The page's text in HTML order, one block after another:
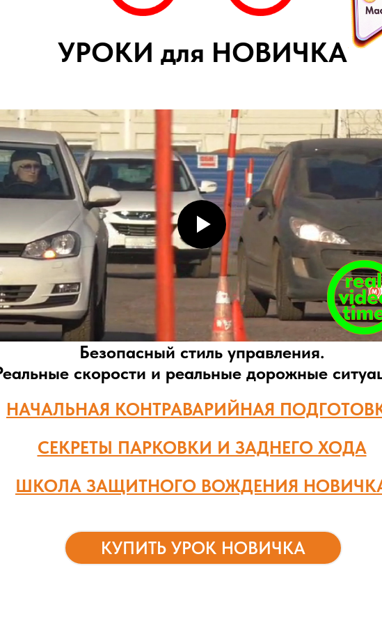
Безопасный стиль управления.
скорости и реальные дорожные
УРОКИ для НОВИЧКА
КУПИТЬ УРОК НОВИЧКА
НАЧАЛЬНАЯ КОНТРАВАРИЙНАЯ
ШКОЛА ЗАЩИТНОГО ВОЖДЕНИЯ
СЕКРЕТЫ ПАРКОВКИ И ЗАДНЕГО ХОДА